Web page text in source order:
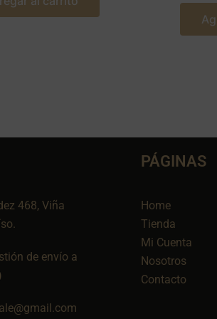
468, Viña
de envío a
PÁGINAS
Home
Tienda
Mi Cuenta
Nosotros
Contacto